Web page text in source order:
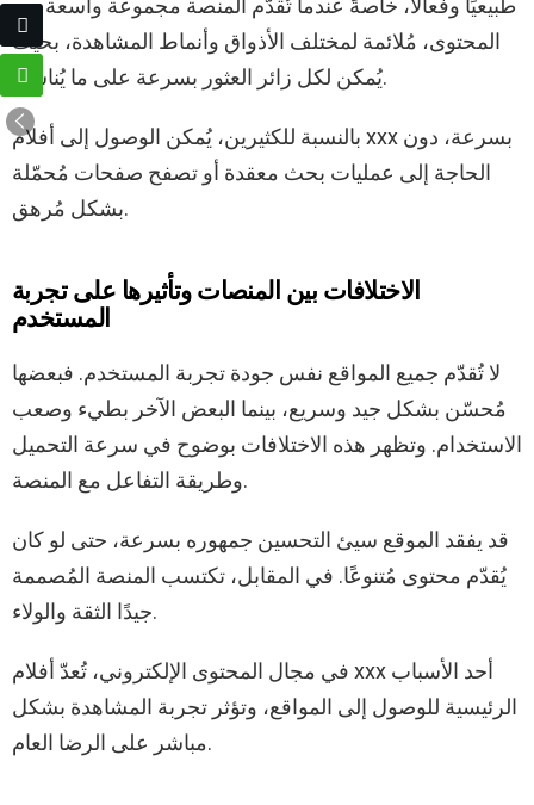
المحتوى، مُلائمة لمختلف الأذواق وأنماط المشاهدة، بحيث
يُمكن لكل زائر العثور بسرعة على ما يُناسبه.
بالنسبة للكثيرين، يُمكن الوصول إلى أفلام xxx بسرعة، دون
الحاجة إلى عمليات بحث معقدة أو تصفح صفحات مُحمّلة
بشكل مُرهق.
الاختلافات بين المنصات وتأثيرها على تجربة
المستخدم
لا تُقدّم جميع المواقع نفس جودة تجربة المستخدم. فبعضها
مُحسّن بشكل جيد وسريع، بينما البعض الآخر بطيء وصعب
الاستخدام. وتظهر هذه الاختلافات بوضوح في سرعة التحميل
وطريقة التفاعل مع المنصة.
قد يفقد الموقع سيئ التحسين جمهوره بسرعة، حتى لو كان
يُقدّم محتوى مُتنوعًا. في المقابل، تكتسب المنصة المُصممة
جيدًا الثقة والولاء.
في مجال المحتوى الإلكتروني، تُعدّ أفلام xxx أحد الأسباب
الرئيسية للوصول إلى المواقع، وتؤثر تجربة المشاهدة بشكل
مباشر على الرضا العام.